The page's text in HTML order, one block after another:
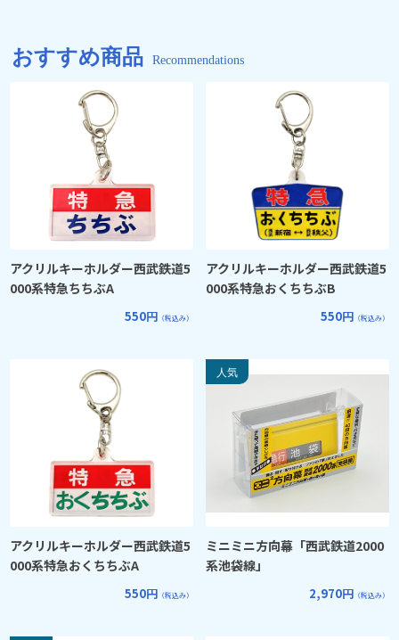
おすすめ商品 Recommendations
アクリルキーホルダー西武鉄道5
000系特急ちちぶA
550円 （税込み）
アクリルキーホルダー西武鉄道5
000系特急おくちちぶB
550円 （税込み）
アクリルキーホルダー西武鉄道5
000系特急おくちちぶA
550円 （税込み）
ミニミニ方向幕「西武鉄道2000
系池袋線」
2,970円 （税込み）